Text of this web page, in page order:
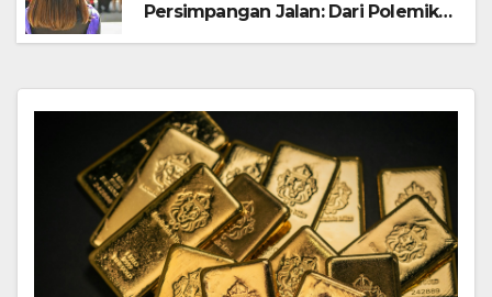
Persimpangan Jalan: Dari Polemik
Fateta IPB hingga Tantangan Era